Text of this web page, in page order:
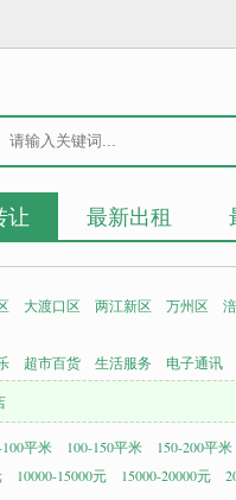
让 最新出租
大渡口区 两江新区 万州区
超市百货 生活服务 电子通讯
平米 100-150平米 150-200平米
10000-15000元 15000-20000元